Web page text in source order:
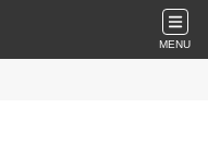
MENU